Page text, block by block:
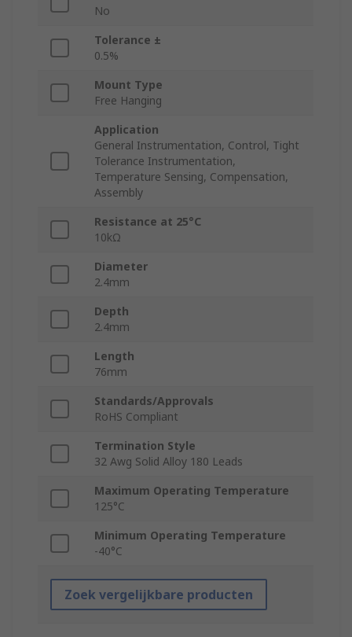
No
Tolerance ±
0.5%
Mount Type
Free Hanging
Application
General Instrumentation, Control, Tight
Tolerance Instrumentation,
Temperature Sensing, Compensation,
Assembly
Resistance at 25°C
10kΩ
Diameter
2.4mm
Depth
2.4mm
Length
76mm
Standards/Approvals
RoHS Compliant
Termination Style
32 Awg Solid Alloy 180 Leads
Maximum Operating Temperature
125°C
Minimum Operating Temperature
-40°C
Zoek vergelijkbare producten